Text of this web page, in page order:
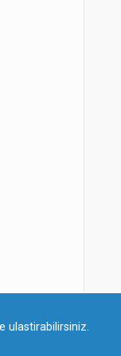
ulastirabilirsiniz.